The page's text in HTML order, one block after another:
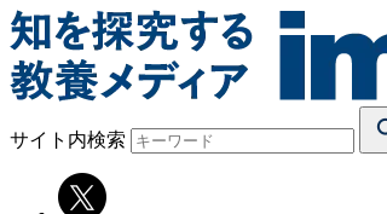
サイト内検索